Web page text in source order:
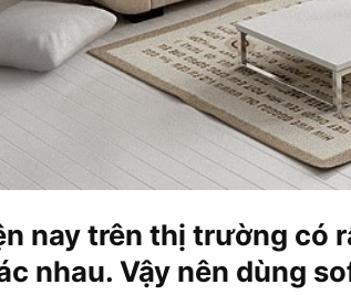
nay trên thị trường có
nhau. Vậy nên dùng